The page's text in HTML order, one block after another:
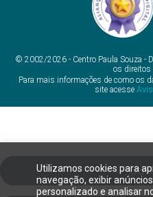
Utilizamos cookies para
navegação, exibir
personalizado e analisar
© 2002/2026 - Centro Paula Souza -
os direitos
Para mais informações de como os
site acesse